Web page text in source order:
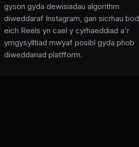
gyson gyda dewisiadau algorithm
diweddaraf Instagram, gan sicrhau bod
eich Reels yn cael y cyrhaeddiad a'r
ymgysylltiad mwyaf posibl gyda phob
diweddariad platfform.